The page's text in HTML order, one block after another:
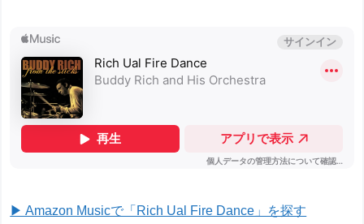
▶ Amazon Musicで「Rich Ual Fire Dance」を探す